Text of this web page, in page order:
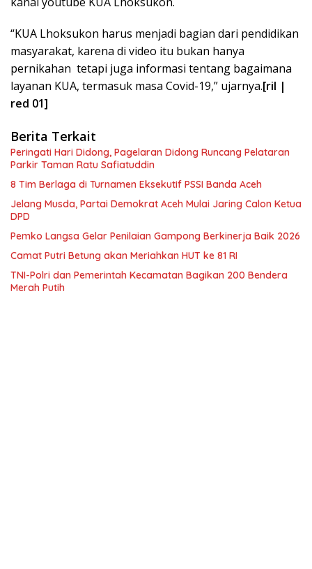
“KUA Lhoksukon harus menjadi bagian dari pendidikan
masyarakat, karena di video itu bukan hanya
pernikahan tetapi juga informasi tentang bagaimana
layanan KUA, termasuk masa Covid-19,” ujarnya.[ril |
red 01]
Berita Terkait
Peringati Hari Didong, Pagelaran Didong Runcang Pelataran
Parkir Taman Ratu Safiatuddin
8 Tim Berlaga di Turnamen Eksekutif PSSI Banda Aceh
Jelang Musda, Partai Demokrat Aceh Mulai Jaring Calon Ketua
DPD
Pemko Langsa Gelar Penilaian Gampong Berkinerja Baik 2026
Camat Putri Betung akan Meriahkan HUT ke 81 RI
TNI-Polri dan Pemerintah Kecamatan Bagikan 200 Bendera
Merah Putih